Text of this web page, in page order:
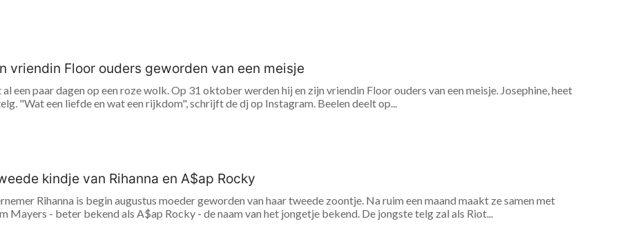
vriendin Floor ouders geworden van een meisje
een paar dagen op een roze wolk. Op 31 oktober werden hij en zijn vriendin Floor ouders van een meisje. Josephine, heet
"Wat een liefde en wat een rijkdom", schrijft de dj op Instagram. Beelen deelt op...
kindje van Rihanna en A$ap Rocky
Rihanna is begin augustus moeder geworden van haar tweede zoontje. Na ruim een maand maakt ze samen met
Mayers - beter bekend als A$ap Rocky - de naam van het jongetje bekend. De jongste telg zal als Riot...